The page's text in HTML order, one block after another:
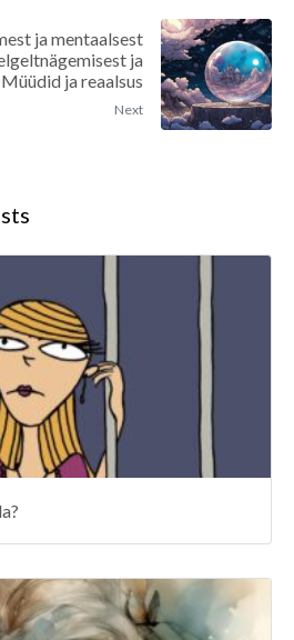
ja mentaalsest
ja
ja reaalsus
Next